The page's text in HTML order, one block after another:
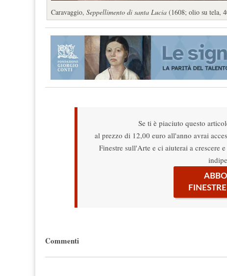
Caravaggio, Seppellimento di santa Lucia (1608; olio su tela,
Se ti è piaciuto questo
al prezzo di 12,00 euro all'anno avrai
Finestre sull'Arte e ci aiuterai a crescere
Commenti